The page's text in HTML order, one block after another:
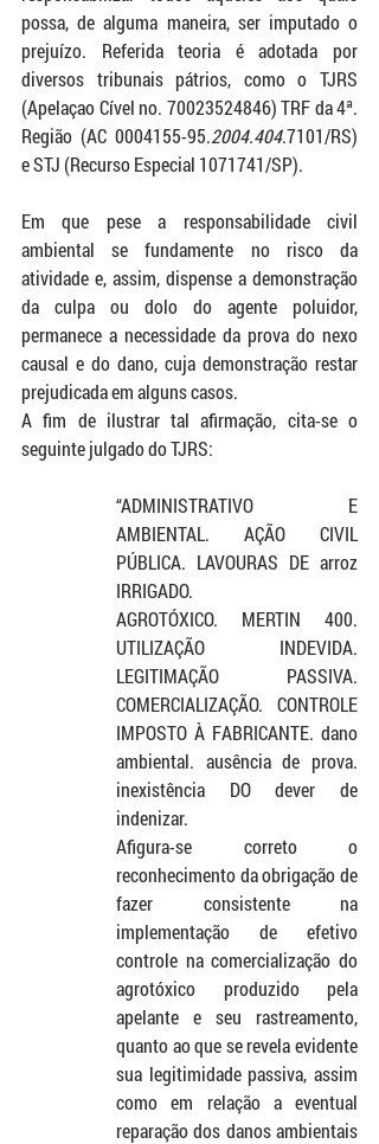
possa, de alguma maneira, ser imputado o
prejuízo. Referida teoria é adotada por
diversos tribunais pátrios, como o TJRS
(Apelaçao Cível no. 70023524846) TRF da 4ª.
Região (AC 0004155-95.2004.404.7101/RS)
e STJ (Recurso Especial 1071741/SP).
Em que pese a responsabilidade civil
ambiental se fundamente no risco da
atividade e, assim, dispense a demonstração
da culpa ou dolo do agente poluidor,
permanece a necessidade da prova do nexo
causal e do dano, cuja demonstração restar
prejudicada em alguns casos.
A fim de ilustrar tal afirmação, cita-se o
seguinte julgado do TJRS:
“ADMINISTRATIVO E
AMBIENTAL. AÇÃO CIVIL
PÚBLICA. LAVOURAS DE arroz
IRRIGADO.
AGROTÓXICO. MERTIN 400.
UTILIZAÇÃO INDEVIDA.
LEGITIMAÇÃO PASSIVA.
COMERCIALIZAÇÃO. CONTROLE
IMPOSTO À FABRICANTE. dano
ambiental. ausência de prova.
inexistência DO dever de
indenizar.
Afigura-se correto o
reconhecimento da obrigação de
fazer consistente na
implementação de efetivo
controle na comercialização do
agrotóxico produzido pela
apelante e seu rastreamento,
quanto ao que se revela evidente
sua legitimidade passiva, assim
como em relação a eventual
reparação dos danos ambientais